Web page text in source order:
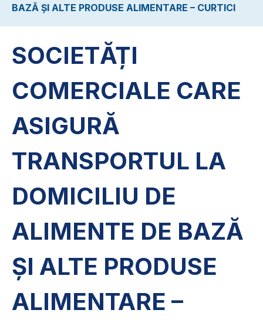
BAZĂ ȘI ALTE PRODUSE ALIMENTARE – CURTICI
SOCIETĂȚI
COMERCIALE CARE
ASIGURĂ
TRANSPORTUL LA
DOMICILIU DE
ALIMENTE DE BAZĂ
ȘI ALTE PRODUSE
ALIMENTARE –